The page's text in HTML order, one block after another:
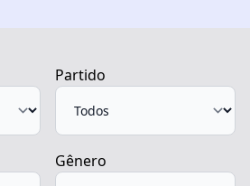
Partido
Gênero